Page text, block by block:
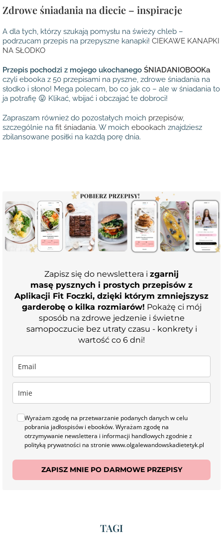
Zdrowe śniadania na diecie – inspiracje
A dla tych, którzy szukają pomysłu na świeży chleb –
podrzucam przepis na przepyszne kanapki! CIEKAWE KANAPKI
NA SŁODKO
Przepis pochodzi z mojego ukochanego ŚNIADANIOBOOKa
czyli ebooka z 50 przepisami na pyszne, zdrowe śniadania na
słodko i słono! Mega polecam, bo co jak co – ale w śniadania to
ja potrafię 😛 Klikać, wbijać i obczajać te dobroci!
Zapraszam również do pozostałych moich przepisów,
szczególnie na fit śniadania. W moich ebookach znajdziesz
zbilansowane posiłki na każdą porę dnia.
Zapisz się do newslettera i zgarnij
masę pysznych i prostych przepisów z
Aplikacji Fit Foczki, dzięki którym zmniejszysz
garderobę o kilka rozmiarów! Pokażę ci mój
sposób na zdrowe jedzenie i świetne
samopoczucie bez utraty czasu - konkrety i
wartość co 6 dni!
Wyrażam zgodę na przetwarzanie podanych danych w celu
pobrania jadłospisów i ebooków. Wyrażam zgodę na
otrzymywanie newslettera i informacji handlowych zgodnie z
polityką prywatności na stronie www.olgalewandowskadietetyk.pl
ZAPISZ MNIE PO DARMOWE PRZEPISY
TAGI